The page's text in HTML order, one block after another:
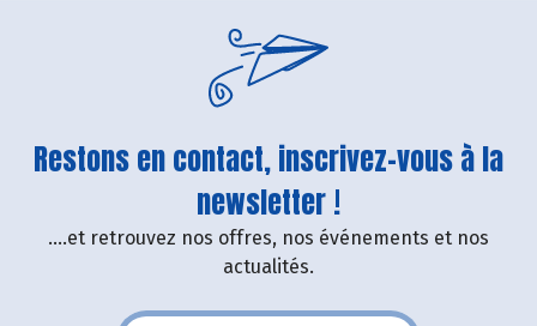
Restons en contact, inscrivez-vous à la
newsletter !
....et retrouvez nos offres, nos événements et nos
actualités.